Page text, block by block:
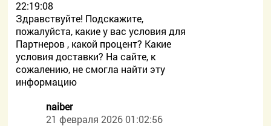
22:19:08
Здравствуйте! Подскажите,
пожалуйста, какие у вас условия для
Партнеров , какой процент? Какие
условия доставки? На сайте, к
сожалению, не смогла найти эту
информацию
naiber
21 февраля 2026 01:02:56